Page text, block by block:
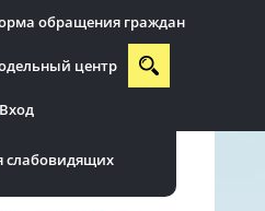
обращения граждан
центр
Вход
слабовидящих